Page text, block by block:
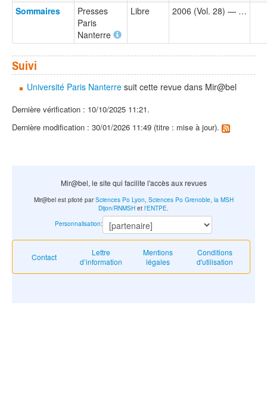
Sommaires
Presses
Paris
Nanterre
Libre 2006 (Vol. 28) — …
Suivi
Université Paris Nanterre suit cette revue dans Mir@bel
Dernière vérification : 10/10/2025 11:21.
Dernière modification : 30/01/2026 11:49 (titre : mise à jour).
Mir@bel, le site qui facilite l'accès aux revues
Contact
Lettre
d’information
Mentions
légales
Conditions
d'utilisation
Mir@bel est piloté parSciences Po Lyon Sciences Po Grenoble, la MSH
Dijon/RNMSH et l'ENTPE
Personnalisation: